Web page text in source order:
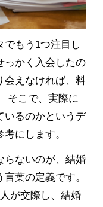
でもう1つ注目し
っかく入会したの
会えなければ、料
そこで、実際に
いるのかというデ
にします。
らないのが、結婚
葉の定義です。
が交際し、結婚